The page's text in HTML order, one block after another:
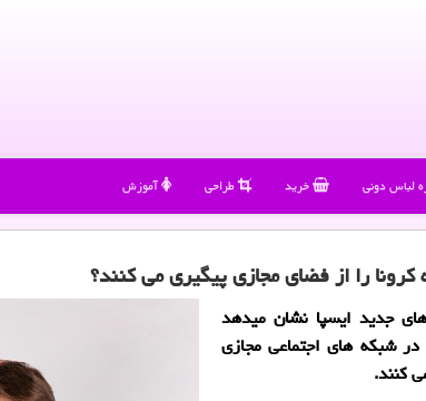
لباس دونی خرید طراحی آموزش
را از فضای مجازی پیگیری می كنند؟
جدید ایسپا نشان میدهد
در شبكه های اجتماعی مجازی
كنند.